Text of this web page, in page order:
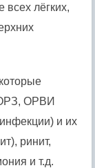
всех лёгких,
ОРЗ, ОРВИ
и их
ринит,
и т.д.